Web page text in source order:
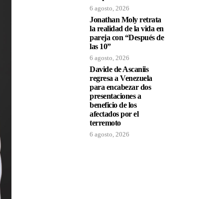
6 agosto, 2026
Jonathan Moly retrata
la realidad de la vida en
pareja con “Después de
las 10”
6 agosto, 2026
Davide de Ascaniis
regresa a Venezuela
para encabezar dos
presentaciones a
beneficio de los
afectados por el
terremoto
6 agosto, 2026